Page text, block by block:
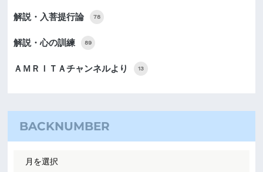
解説・入菩提行論 78
解説・心の訓練 89
ＡＭＲＩＴＡチャンネルより 13
BACKNUMBER